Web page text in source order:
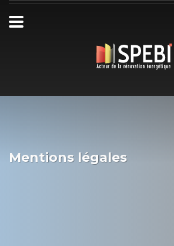
Mentions légales